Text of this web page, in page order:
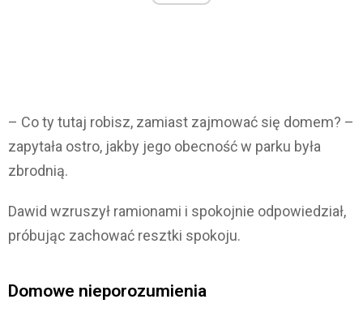
– Co ty tutaj robisz, zamiast zajmować się domem? –
zapytała ostro, jakby jego obecność w parku była
zbrodnią.
Dawid wzruszył ramionami i spokojnie odpowiedział,
próbując zachować resztki spokoju.
Domowe nieporozumienia